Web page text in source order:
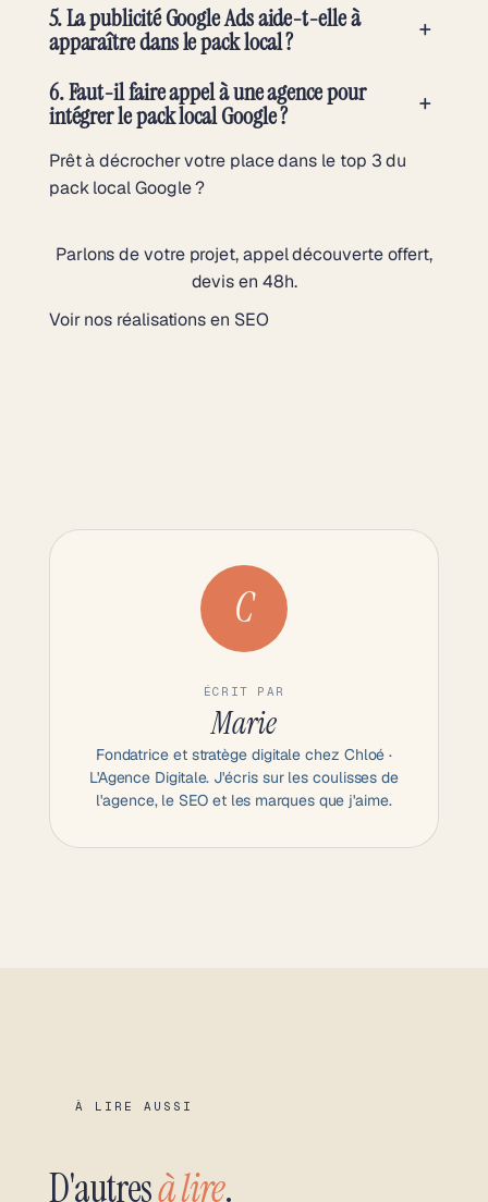
5. La publicité Google Ads aide-t-elle à
apparaître dans le pack local ?
+
6. Faut-il faire appel à une agence pour
intégrer le pack local Google ? +
Prêt à décrocher votre place dans le top 3 du
pack local Google ?
Parlons de votre projet, appel découverte offert,
devis en 48h.
Voir nos réalisations en SEO
C
ÉCRIT PAR
Marie
Fondatrice et stratège digitale chez Chloé ·
L'Agence Digitale. J'écris sur les coulisses de
l'agence, le SEO et les marques que j'aime.
À LIRE AUSSI
D'autresà lire.